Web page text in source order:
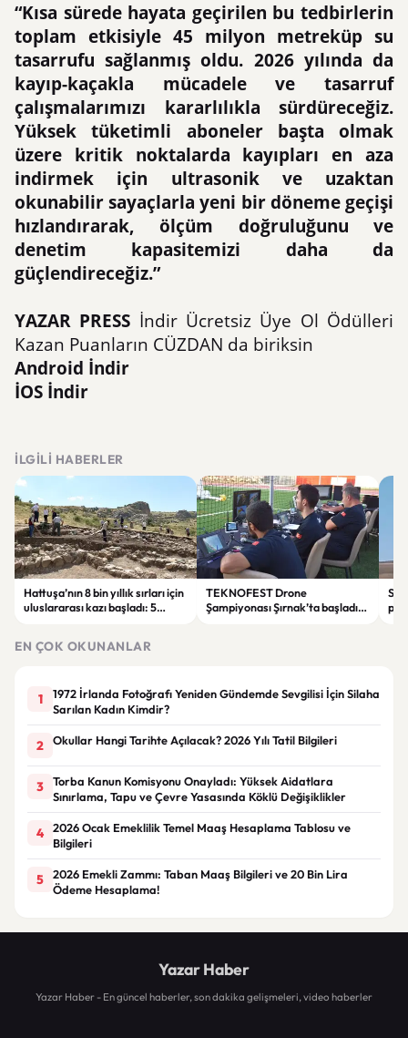
“Kısa sürede hayata geçirilen bu tedbirlerin
toplam etkisiyle 45 milyon metreküp su
tasarrufu sağlanmış oldu. 2026 yılında da
kayıp-kaçakla mücadele ve tasarruf
çalışmalarımızı kararlılıkla sürdüreceğiz.
Yüksek tüketimli aboneler başta olmak
üzere kritik noktalarda kayıpları en aza
indirmek için ultrasonik ve uzaktan
okunabilir sayaçlarla yeni bir döneme geçişi
hızlandırarak, ölçüm doğruluğunu ve
denetim kapasitemizi daha da
güçlendireceğiz.”
YAZAR PRESS İndir Ücretsiz Üye Ol Ödülleri
Kazan Puanların CÜZDAN da biriksin
Android İndir
İOS İndir
İLGILI HABERLER
Hattuşa’nın 8 bin yıllık sırları için
uluslararası kazı başladı: 5
TEKNOFEST Drone
Şampiyonası Şırnak’ta başladı:
EN ÇOK OKUNANLAR
1
1972 İrlanda Fotoğrafı Yeniden Gündemde Sevgilisi İçin Silaha
Sarılan Kadın Kimdir?
2 Okullar Hangi Tarihte Açılacak? 2026 Yılı Tatil Bilgileri
3
Torba Kanun Komisyonu Onayladı: Yüksek Aidatlara
Sınırlama, Tapu ve Çevre Yasasında Köklü Değişiklikler
4
2026 Ocak Emeklilik Temel Maaş Hesaplama Tablosu ve
Bilgileri
5
2026 Emekli Zammı: Taban Maaş Bilgileri ve 20 Bin Lira
Ödeme Hesaplama!
Yazar Haber
Yazar Haber - En güncel haberler, son dakika gelişmeleri, video haberler